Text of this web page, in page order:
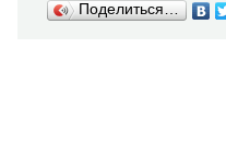
Поделиться…